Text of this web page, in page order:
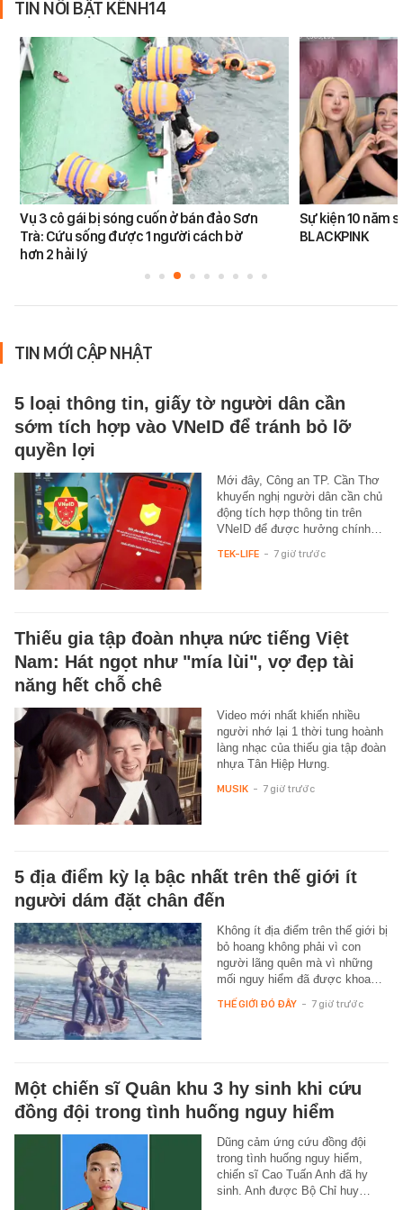
TIN NỔI BẬT KÊNH14
Vụ 3 cô gái bị sóng cuốn ở bán đảo Sơn
Trà: Cứu sống được 1 người cách bờ
hơn 2 hải lý
Sự kiện 10 năm
BLACKPINK
TIN MỚI CẬP NHẬT
5 loại thông tin, giấy tờ người dân cần
sớm tích hợp vào VNeID để tránh bỏ lỡ
quyền lợi
Mới đây, Công an TP. Cần Thơ
khuyến nghị người dân cần chủ
động tích hợp thông tin trên
VNeID để được hưởng chính…
TEK-LIFE - 7 giờ trước
Thiếu gia tập đoàn nhựa nức tiếng Việt
Nam: Hát ngọt như "mía lùi", vợ đẹp tài
năng hết chỗ chê
Video mới nhất khiến nhiều
người nhớ lại 1 thời tung hoành
làng nhạc của thiếu gia tập đoàn
nhựa Tân Hiệp Hưng.
MUSIK - 7 giờ trước
5 địa điểm kỳ lạ bậc nhất trên thế giới ít
người dám đặt chân đến
Không ít địa điểm trên thế giới bị
bỏ hoang không phải vì con
người lãng quên mà vì những
mối nguy hiểm đã được khoa…
THẾ GIỚI ĐÓ ĐÂY - 7 giờ trước
Một chiến sĩ Quân khu 3 hy sinh khi cứu
đồng đội trong tình huống nguy hiểm
Dũng cảm ứng cứu đồng đội
trong tình huống nguy hiểm,
chiến sĩ Cao Tuấn Anh đã hy
sinh. Anh được Bộ Chỉ huy…